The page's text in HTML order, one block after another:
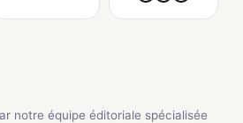
notre équipe éditoriale spécialisée